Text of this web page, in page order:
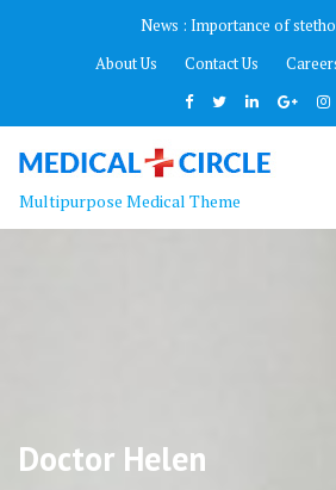
News : Importance of
About Us
Contact Us
Multipurpose Medical Theme
Doctor Helen